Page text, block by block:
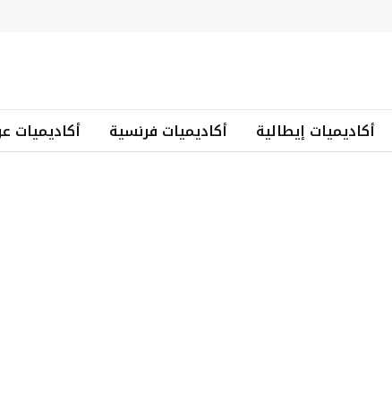
أكاديميات إيطالية أكاديميات فرنسية أكاديميات